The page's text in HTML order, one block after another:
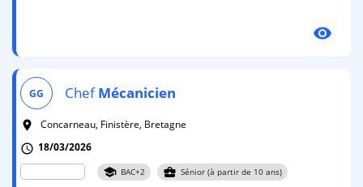
visibility
GG ChefMécanicien
room
Concarneau, Finistère, Bretagne
schedule 18/03/2026
school BAC+2 business_center Sénior (à partir de 10 ans)